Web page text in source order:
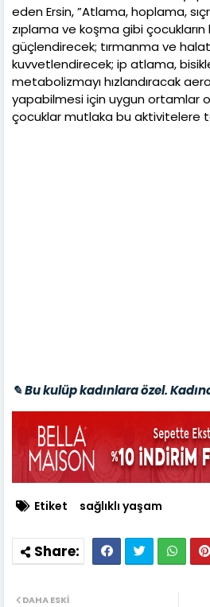
eden Ersin, ”Atlama, hoplama,
zıplama ve koşma gibi çocukların
güçlendirecek; tırmanma ve halat
kuvvetlendirecek; ip atlama,
metabolizmayı hızlandıracak
yapabilmesi için uygun ortamlar
çocuklar mutlaka bu aktivitelere
✎ Bu kulüp kadınlara özel.
Etiket sağlıklı yaşam
DAHA ESKI